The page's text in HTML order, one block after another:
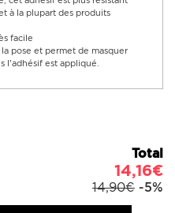
à la plupart des produits
facile
pose et permet de masquer
l'adhésif est appliqué.
Total
14,16€
14,90€ -5%